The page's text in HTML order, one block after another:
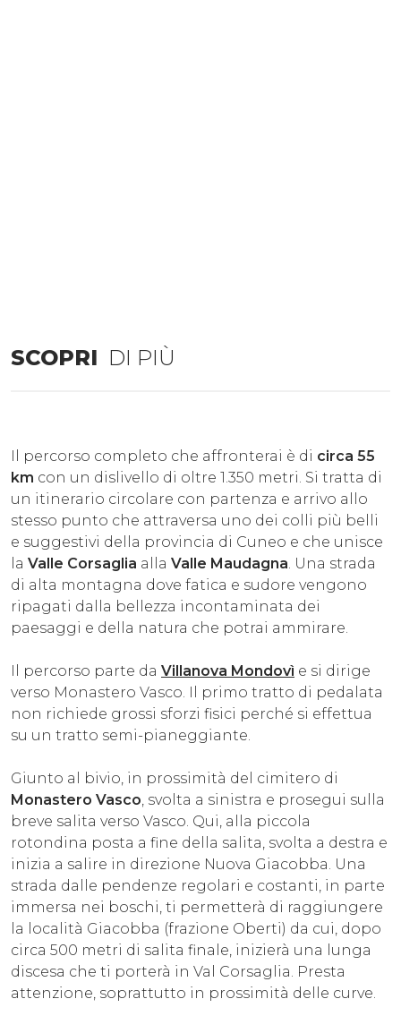
SCOPRI DI PIÙ
Il percorso completo che affronterai è di circa 55
km con un dislivello di oltre 1.350 metri. Si tratta di
un itinerario circolare con partenza e arrivo allo
stesso punto che attraversa uno dei colli più belli
e suggestivi della provincia di Cuneo e che unisce
la Valle Corsaglia alla Valle Maudagna . Una strada
di alta montagna dove fatica e sudore vengono
ripagati dalla bellezza incontaminata dei
paesaggi e della natura che potrai ammirare.
Il percorso parte da Villanova Mondovì e si dirige
verso Monastero Vasco. Il primo tratto di pedalata
non richiede grossi sforzi fisici perché si effettua
su un tratto semi-pianeggiante.
Giunto al bivio, in prossimità del cimitero di
Monastero Vasco , svolta a sinistra e prosegui sulla
breve salita verso Vasco. Qui, alla piccola
rotondina posta a fine della salita, svolta a destra e
inizia a salire in direzione Nuova Giacobba. Una
strada dalle pendenze regolari e costanti, in parte
immersa nei boschi, ti permetterà di raggiungere
la località Giacobba (frazione Oberti) da cui, dopo
circa 500 metri di salita finale, inizierà una lunga
discesa che ti porterà in Val Corsaglia. Presta
attenzione, soprattutto in prossimità delle curve.